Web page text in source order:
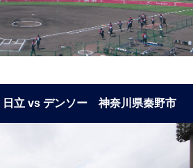
立 vs デンソー 神奈川県秦野市